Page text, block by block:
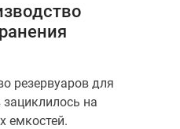
резервуаров для
на
емкостей.